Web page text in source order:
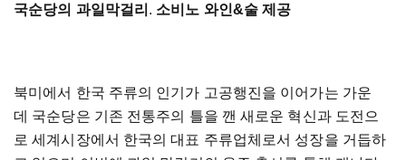
국순당의 과일막걸리 . 소비노 와인&술 제공
북미에서 한국 주류의 인기가 고공행진을 이어가는 가운
데 국순당은 기존 전통주의 틀을 깬 새로운 혁신과 도전으
로 세계시장에서 한국의 대표 주류업체로서 성장을 거듭하